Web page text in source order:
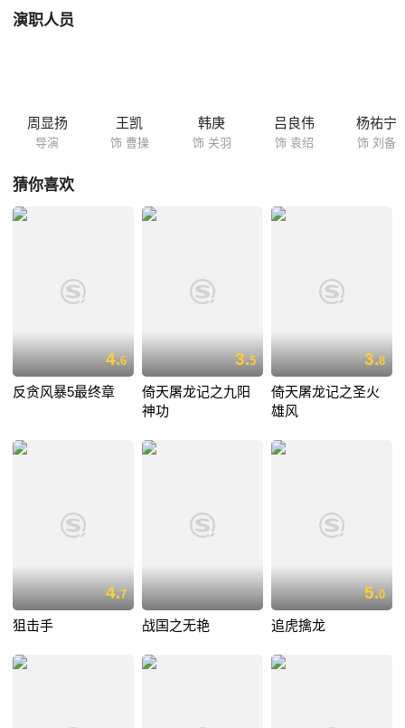
演职人员
周显扬
导演
王凯
饰 曹操
韩庚
饰 关羽
吕良伟
饰 袁绍
杨祐宁
饰 刘备
猜你喜欢
4.6
反贪风暴5最终章
3.5
倚天屠龙记之九阳
神功
3.8
倚天屠龙记之圣火
雄风
4.7
狙击手 战国之无艳
5.0
追虎擒龙